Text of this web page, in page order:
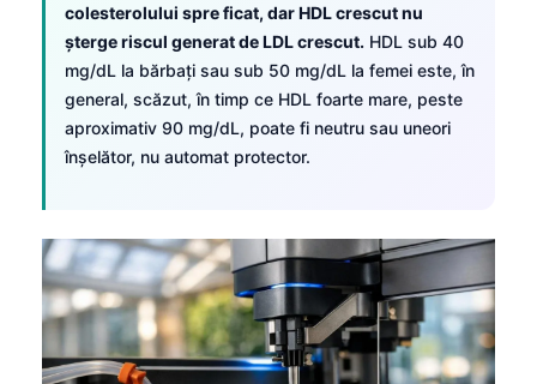
colesterolului spre ficat, dar HDL crescut nu
șterge riscul generat de LDL crescut. HDL sub 40
mg/dL la bărbați sau sub 50 mg/dL la femei este, în
general, scăzut, în timp ce HDL foarte mare, peste
aproximativ 90 mg/dL, poate fi neutru sau uneori
înșelător, nu automat protector.